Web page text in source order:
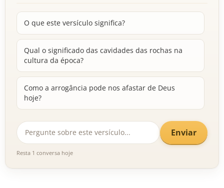
O que este versículo significa?
Qual o significado das cavidades das rochas na
cultura da época?
Como a arrogância pode nos afastar de Deus
hoje?
Enviar
Resta 1 conversa hoje